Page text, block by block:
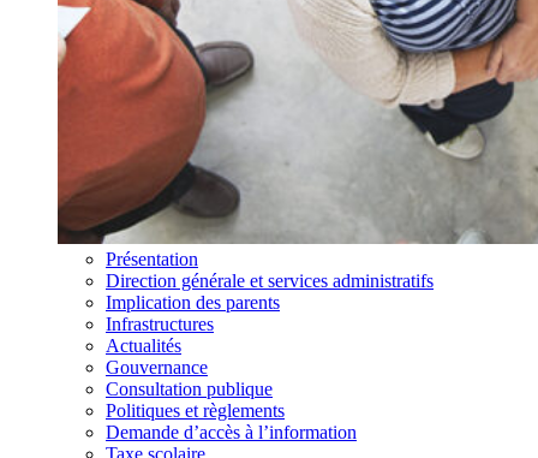
Présentation
Direction générale et services administratifs
Implication des parents
Infrastructures
Actualités
Gouvernance
Consultation publique
Politiques et règlements
Demande d’accès à l’information
Taxe scolaire